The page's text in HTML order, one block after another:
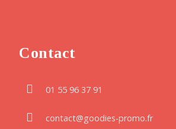
Contact
01 55 96 37 91
contact@goodies-promo.fr